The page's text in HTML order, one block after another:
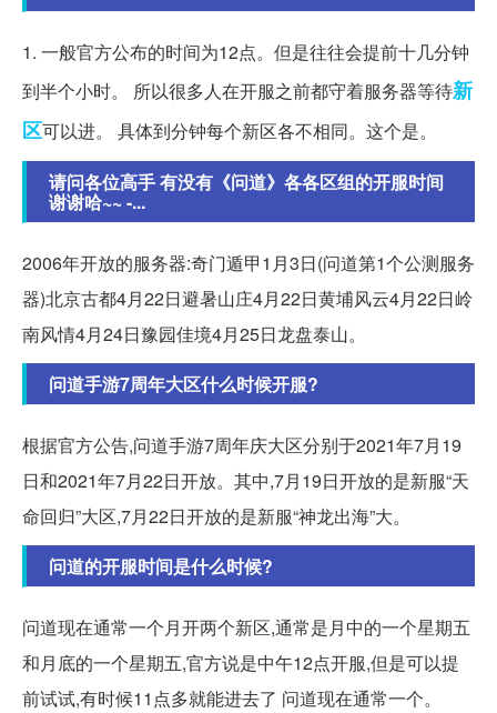
1. 一般官方公布的时间为12点。但是往往会提前十几分钟
到半个小时。 所以很多人在开服之前都守着服务器等待新
区可以进。 具体到分钟每个新区各不相同。这个是。
请问各位高手 有没有《问道》各各区组的开服时间
谢谢哈~~ -...
2006年开放的服务器:奇门遁甲1月3日(问道第1个公测服务
器)北京古都4月22日避暑山庄4月22日黄埔风云4月22日岭
南风情4月24日豫园佳境4月25日龙盘泰山。
问道手游7周年大区什么时候开服?
根据官方公告,问道手游7周年庆大区分别于2021年7月19
日和2021年7月22日开放。其中,7月19日开放的是新服“天
命回归”大区,7月22日开放的是新服“神龙出海”大。
问道的开服时间是什么时候?
问道现在通常一个月开两个新区,通常是月中的一个星期五
和月底的一个星期五,官方说是中午12点开服,但是可以提
前试试,有时候11点多就能进去了 问道现在通常一个。